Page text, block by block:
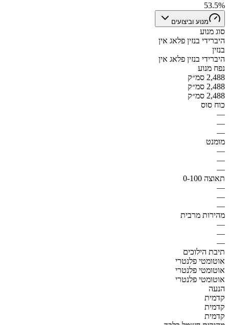
53.5%
מנוע וביצועים
סוג מנוע
היברידי בנזין פלאג אין
בנזין
היברידי בנזין פלאג אין
נפח מנוע
2,488 סמ״ק
2,488 סמ״ק
2,488 סמ״ק
כוח סוס
—
—
—
מומנט
—
—
—
תאוצה 0-100
—
—
—
מהירות מרבית
—
—
—
תיבת הילוכים
אוטומטי פלנטרי
אוטומטי פלנטרי
אוטומטי פלנטרי
הנעה
קדמית
קדמית
קדמית